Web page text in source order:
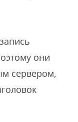
они
сервером,